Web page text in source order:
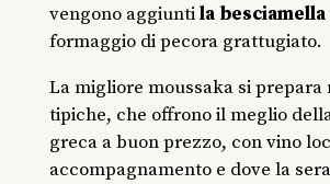
vengono aggiuntila besciamella
formaggio di pecora grattugiato.
La migliore moussaka si prepara
tipiche, che offrono il meglio
greca a buon prezzo, con vino
accompagnamento e dove la